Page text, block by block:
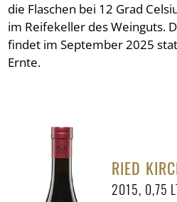
die Flaschen bei 12 Grad
im Reifekeller des Weinguts.
findet im September 2025
Ernte.
RIED
2015, 0,75